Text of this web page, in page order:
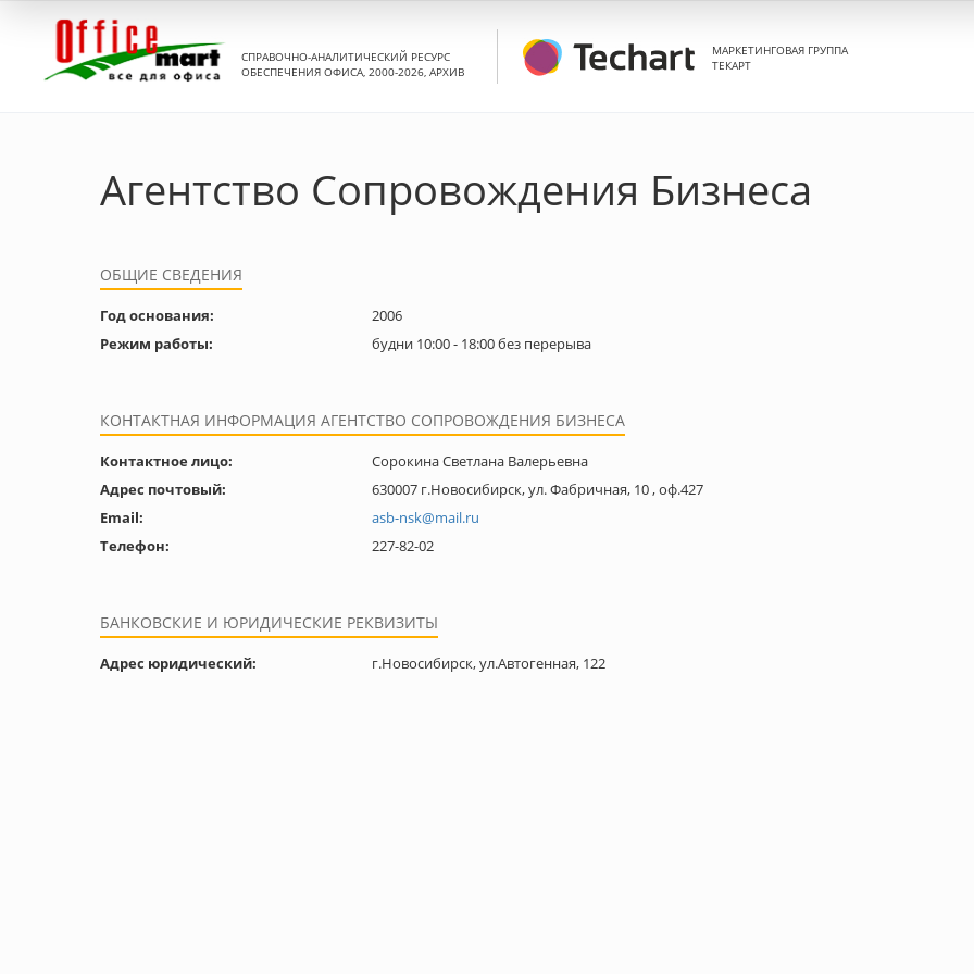
СПРАВОЧНО-АНАЛИТИЧЕСКИЙ РЕСУРС
ОБЕСПЕЧЕНИЯ ОФИСА, 2000-2026, АРХИВ
МАРКЕТИНГОВАЯ ГРУППА
ТЕКАРТ
Агентство Сопровождения Бизнеса
ОБЩИЕ СВЕДЕНИЯ
Год основания:
2006
Режим работы:
будни 10:00 - 18:00 без перерыва
КОНТАКТНАЯ ИНФОРМАЦИЯ АГЕНТСТВО СОПРОВОЖДЕНИЯ БИЗНЕСА
Контактное лицо:
Сорокина Светлана Валерьевна
Адрес почтовый:
630007 г.Новосибирск, ул. Фабричная, 10 , оф.427
Email:
asb-nsk@mail.ru
Телефон:
227-82-02
БАНКОВСКИЕ И ЮРИДИЧЕСКИЕ РЕКВИЗИТЫ
Адрес юридический: г.Новосибирск, ул.Автогенная, 122